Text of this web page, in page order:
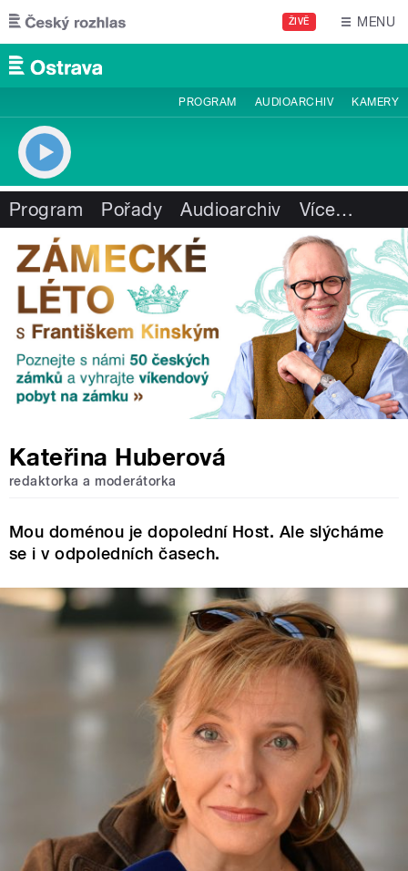
Přejít k hlavnímu obsahu
ŽIVĚ MENU
PROGRAM AUDIOARCHIV KAMERY
Program Pořady Audioarchiv Více…
Kateřina Huberová
redaktorka a moderátorka
Mou doménou je dopolední Host. Ale slýcháme
se i v odpoledních časech.